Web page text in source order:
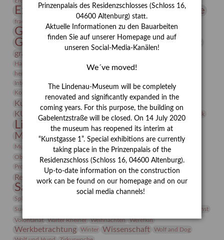
Expressionismus Florenz Fotografie
frauen Frauen in der Antike und heute
Gerhard-Altenbourg-Preis
Gerhard Altenbourg
Gerhard Kurt Müller
grafische sammlung
Hanns-Conon von der Gabelentz Heinrich Kirchhoff
herman de vries
Integriertes Schädlingsmanagement
Italien Jahresempfang
Kolosseum
Kunst
Kunstmuseum Kunstvermittlung Kunst von Kühl
KUNSTWAND Kurs Künstler Künstlerin Lehmbruck
Lindenau-Museum Marstall Messeakademie
Museumsgeschichte Museumsnacht
Museumspädagogik Mäzen Napoleon Natur
Neue Remise
Objekt im Fokus
Paul Klee Peter Schnürpel Phelloplastik
Pohlhof
Provenienz
Provenienzforschung
Restaurierung Restitution Rudi Lesser Ruth Wolf-Rehfeld
Sammlung Samstagszeichner Skulptur
Sphinx
Suermondt-Ludwig-Museum
Videokunst
Volontariat
Walter Rheiner Weihnachten Werefkin
Werkbetrachtung Winter Wissenschaft
Wolf and Dog
Prinzenpalais des Residenzschlosses (Schloss 16,
04600 Altenburg) statt.
Aktuelle Informationen zu den Bauarbeiten
finden Sie auf unserer Homepage und auf
unseren Social-Media-Kanälen!
We´ve moved!
The Lindenau-Museum will be completely
renovated and significantly expanded in the
coming years. For this purpose, the building on
Gabelentzstraße will be closed. On 14 July 2020
the museum has reopened its interim at
“Kunstgasse 1”. Special exhibitions are currently
taking place in the Prinzenpalais of the
Residenzschloss (Schloss 16, 04600 Altenburg).
Up-to-date information on the construction
work can be found on our homepage and on our
social media channels!